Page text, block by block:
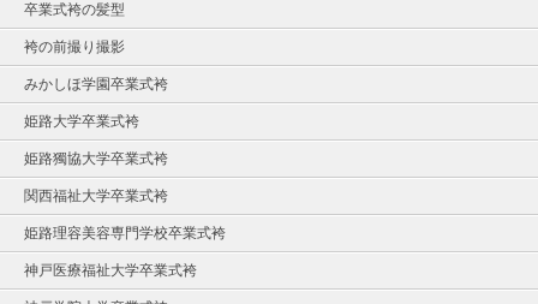
卒業式袴の髪型
袴の前撮り撮影
みかしほ学園卒業式袴
姫路大学卒業式袴
姫路獨協大学卒業式袴
関西福祉大学卒業式袴
姫路理容美容専門学校卒業式袴
神戸医療福祉大学卒業式袴